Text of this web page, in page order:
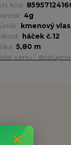
kód:
4g
kmenový
háček č.12
5,80 m
cenu /